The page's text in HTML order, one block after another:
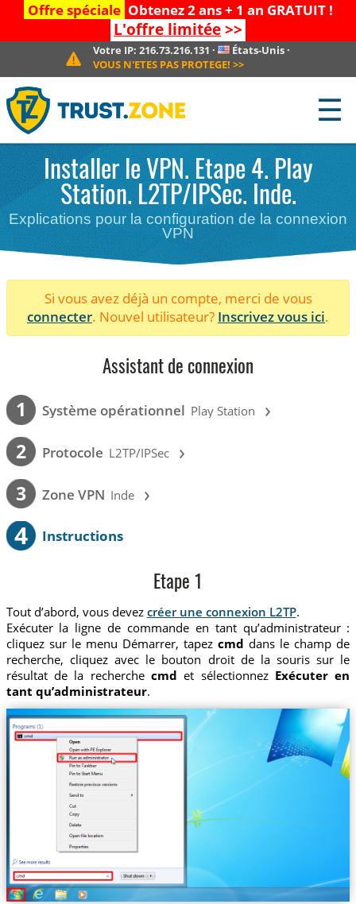
Offre spéciale Obtenez 2 ans + 1 an GRATUIT !
L'offre limitée>>
Votre IP: 216.73.216.131 · États-Unis ·
VOUS N'ETES PAS PROTEGE! >>
☰
Installer le VPN. Etape 4. Play
Station. L2TP/IPSec. Inde.
Explications pour la configuration de la connexion
VPN
Si vous avez déjà un compte, merci de vous
connecter. Nouvel utilisateur? Inscrivez vous ici.
Assistant de connexion
1 Système opérationnel Play Station ›
2 Protocole L2TP/IPSec ›
3 Zone VPN Inde ›
4 Instructions
Etape 1
Tout d’abord, vous devez créer une connexion L2TP.
Exécuter la ligne de commande en tant qu’administrateur :
cliquez sur le menu Démarrer, tapezcmd dans le champ de
recherche, cliquez avec le bouton droit de la souris sur le
résultat de la recherche cmd et sélectionnez Exécuter en
tant qu’administrateur.